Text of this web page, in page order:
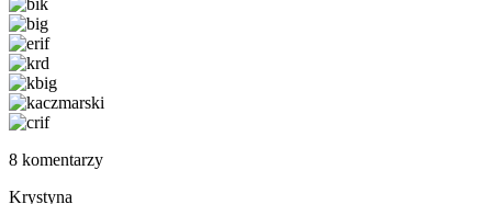
8 komentarzy
Krystyna